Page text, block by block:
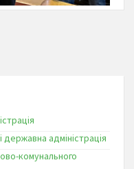
адміністрація
комунального